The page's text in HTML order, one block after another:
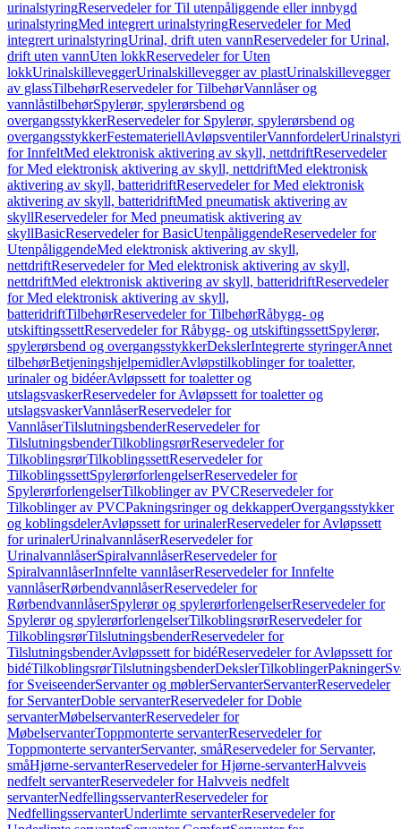
urinalstyringReservedeler for Til utenpåliggende eller innbygd
urinalstyringMed integrert urinalstyringReservedeler for Med
integrert urinalstyringUrinal, drift uten vannReservedeler for Urinal,
drift uten vannUten lokkReservedeler for Uten
lokkUrinalskilleveggerUrinalskillevegger av plastUrinalskillevegger
av glassTilbehørReservedeler for TilbehørVannlåser og
vannlåstilbehørSpylerør, spylerørsbend og
overgangsstykkerReservedeler for Spylerør, spylerørsbend og
overgangsstykkerFestemateriellAvløpsventilerVannfordeler
for InnfeltMed elektronisk aktivering av skyll, nettdriftReservedeler
for Med elektronisk aktivering av skyll, nettdriftMed elektronisk
aktivering av skyll, batteridriftReservedeler for Med elektronisk
aktivering av skyll, batteridriftMed pneumatisk aktivering av
skyllReservedeler for Med pneumatisk aktivering av
skyllBasicReservedeler for BasicUtenpåliggendeReservedeler for
UtenpåliggendeMed elektronisk aktivering av skyll,
nettdriftReservedeler for Med elektronisk aktivering av skyll,
nettdriftMed elektronisk aktivering av skyll, batteridriftReservedeler
for Med elektronisk aktivering av skyll,
batteridriftTilbehørReservedeler for TilbehørRåbygg- og
utskiftingssettReservedeler for Råbygg- og utskiftingssettSpylerør,
spylerørsbend og overgangsstykkerDekslerIntegrerte styringerAnnet
tilbehørBetjeningshjelpemidlerAvløpstilkoblinger for toaletter,
urinaler og bidéerAvløpssett for toaletter og
utslagsvaskerReservedeler for Avløpssett for toaletter og
utslagsvaskerVannlåserReservedeler for
VannlåserTilslutningsbenderReservedeler for
TilslutningsbenderTilkoblingsrørReservedeler for
TilkoblingsrørTilkoblingssettReservedeler for
TilkoblingssettSpylerørforlengelserReservedeler for
SpylerørforlengelserTilkoblinger av PVCReservedeler for
Tilkoblinger av PVCPakningsringer og dekkapperOvergangsstykker
og koblingsdelerAvløpssett for urinalerReservedeler for Avløpssett
for urinalerUrinalvannlåserReservedeler for
UrinalvannlåserSpiralvannlåserReservedeler for
SpiralvannlåserInnfelte vannlåserReservedeler for Innfelte
vannlåserRørbendvannlåserReservedeler for
RørbendvannlåserSpylerør og spylerørforlengelserReservedeler for
Spylerør og spylerørforlengelserTilkoblingsrørReservedeler for
TilkoblingsrørTilslutningsbenderReservedeler for
TilslutningsbenderAvløpssett for bidéReservedeler for Avløpssett for
bidéTilkoblingsrørTilslutningsbenderDekslerTilkoblingerPakninger
for SveiseenderServanter og møblerServanterServanterReservedeler
for ServanterDoble servanterReservedeler for Doble
servanterMøbelservanterReservedeler for
MøbelservanterToppmonterte servanterReservedeler for
Toppmonterte servanterServanter, småReservedeler for Servanter,
småHjørne-servanterReservedeler for Hjørne-servanterHalvveis
nedfelt servanterReservedeler for Halvveis nedfelt
servanterNedfellingsservanterReservedeler for
NedfellingsservanterUnderlimte servanterReservedeler for